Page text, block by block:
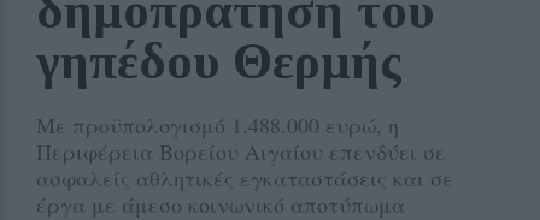
γηπέδου Θερμής
Με προϋπολογισμό 1.488.000 ευρώ, η
Περιφέρεια Βορείου Αιγαίου επενδύει σε
ασφαλείς αθλητικές εγκαταστάσεις και σε
έργα με άμεσο κοινωνικό αποτύπωμα